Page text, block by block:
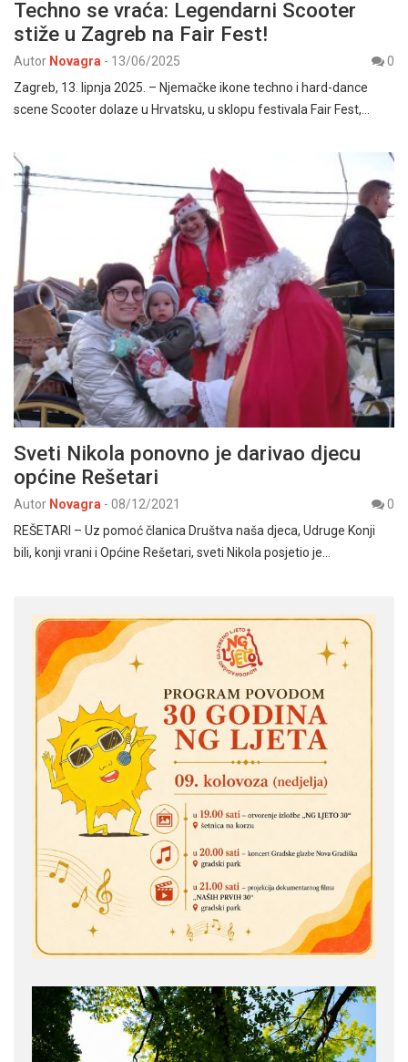
Techno se vraća: Legendarni Scooter
stiže u Zagreb na Fair Fest!
Autor Novagra - 13/06/2025
0
Zagreb, 13. lipnja 2025. – Njemačke ikone techno i hard-dance
scene Scooter dolaze u Hrvatsku, u sklopu festivala Fair Fest,…
Sveti Nikola ponovno je darivao djecu
općine Rešetari
Autor Novagra - 08/12/2021
0
REŠETARI – Uz pomoć članica Društva naša djeca, Udruge Konji
bili, konji vrani i Općine Rešetari, sveti Nikola posjetio je…